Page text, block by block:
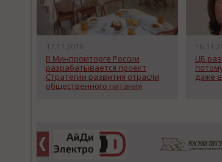
17.11.2016
В Минпромторге России
разрабатывается проект
Стратегии развития отрасли
общественного питания
ЦБ
даже